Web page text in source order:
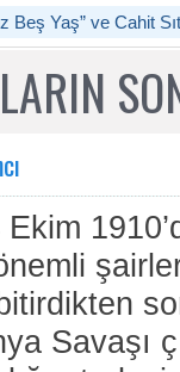
Beş Yaş” ve Cahit
Savaşı